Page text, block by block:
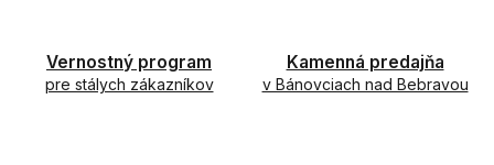
Vernostný program
pre stálych zákazníkov
Kamenná predajňa
v Bánovciach nad Bebravou